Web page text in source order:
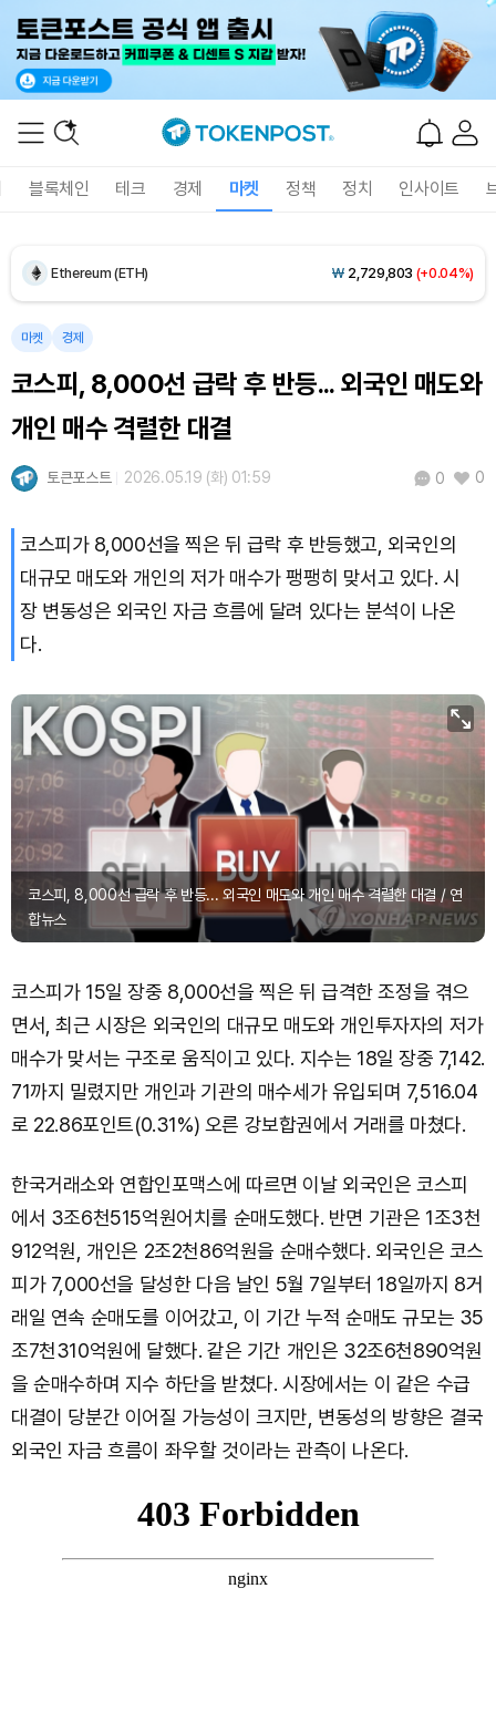
블록체인 테크 경제 마켓 정책 정치 인사이트
Dogecoin (DOGE) 99.55(+1.15%)
Bitcoin (BTC) 92,603,566 (+0.41%)
BNB (BNB)
USDC (USDC) ₩ (-0.01%)
TRON (TRX) ₩467.3(+0.16%)
Hyperliquid (HYPE) ₩79,427 (-0.05%)
Bitcoin (BTC) ₩92,603,566(+0.41%)
마켓 경제
코스피, 8,000선 급락 후 반등... 외국인 매도와
개인 매수 격렬한 대결
토큰포스트 2026.05.19 (화) 01:59 0 0
코스피가 8,000선을 찍은 뒤 급락 후 반등했고, 외국인의
대규모 매도와 개인의 저가 매수가 팽팽히 맞서고 있다. 시
장 변동성은 외국인 자금 흐름에 달려 있다는 분석이 나온
다.
코스피, 8,000선 급락 후 반등... 외국인 매도와 개인 매수 격렬한 대결 / 연
합뉴스
코스피가 15일 장중 8,000선을 찍은 뒤 급격한 조정을 겪으
면서, 최근 시장은 외국인의 대규모 매도와 개인투자자의 저가
매수가 맞서는 구조로 움직이고 있다. 지수는 18일 장중 7,142.
71까지 밀렸지만 개인과 기관의 매수세가 유입되며 7,516.04
로 22.86포인트(0.31%) 오른 강보합권에서 거래를 마쳤다.
한국거래소와 연합인포맥스에 따르면 이날 외국인은 코스피
에서 3조6천515억원어치를 순매도했다. 반면 기관은 1조3천
912억원, 개인은 2조2천86억원을 순매수했다. 외국인은 코스
피가 7,000선을 달성한 다음 날인 5월 7일부터 18일까지 8거
래일 연속 순매도를 이어갔고, 이 기간 누적 순매도 규모는 35
조7천310억원에 달했다. 같은 기간 개인은 32조6천890억원
을 순매수하며 지수 하단을 받쳤다. 시장에서는 이 같은 수급
대결이 당분간 이어질 가능성이 크지만, 변동성의 방향은 결국
외국인 자금 흐름이 좌우할 것이라는 관측이 나온다.